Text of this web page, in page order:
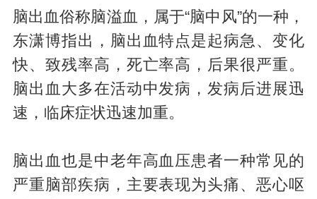
脑出血俗称脑溢血，属于“脑中风”的一种，
东潇博指出，脑出血特点是起病急、变化
快、致残率高，死亡率高，后果很严重。
脑出血大多在活动中发病，发病后进展迅
速，临床症状迅速加重。
脑出血也是中老年高血压患者一种常见的
严重脑部疾病，主要表现为头痛、恶心呕